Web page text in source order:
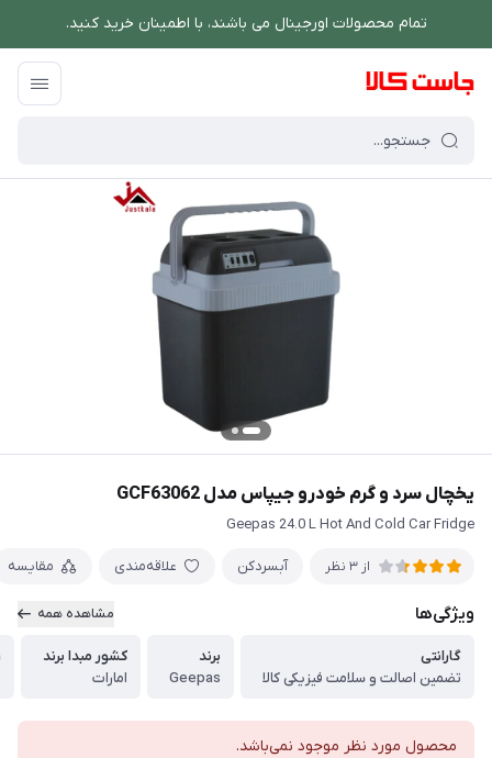
تمام محصولات اورجینال می باشند، با اطمینان خرید کنید.
فروشگاه اینترنتی جاست کالا
یخچال سرد و گرم خودرو جیپاس مدل GCF63062
Geepas 24.0 L Hot And Cold Car Fridge
از 3 نظر آبسردکن علاقه‌مندی مقایسه
ویژگی‌ها مشاهده همه
گارانتی
تضمین اصالت و سلامت فیزیکی کالا
برند
Geepas
کشور مبدا برند
امارات
محصول مورد نظر موجود نمی‌باشد.